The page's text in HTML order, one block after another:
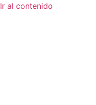
Ir al contenido